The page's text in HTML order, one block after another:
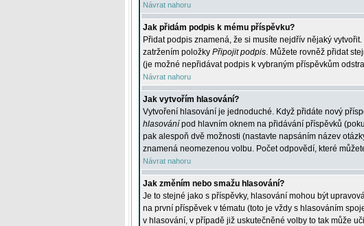
Návrat nahoru
Jak přidám podpis k mému příspěvku?
Přidat podpis znamená, že si musíte nejdřív nějaký
zatržením položky Připojit podpis. Můžete rovněž přidat
(je možné nepřidávat podpis k vybraným příspěvkům
Návrat nahoru
Jak vytvořím hlasování?
Vytvoření hlasování je jednoduché. Když přidáte nový
hlasování pod hlavním oknem na přidávání příspěvků
pak alespoň dvě možnosti (nastavte napsáním název
znamená neomezenou volbu. Počet odpovědí, které
Návrat nahoru
Jak změním nebo smažu hlasování?
Je to stejné jako s příspěvky, hlasování mohou být
na první příspěvek v tématu (toto je vždy s hlasováním
v hlasování, v případě již uskutečněné volby to tak může